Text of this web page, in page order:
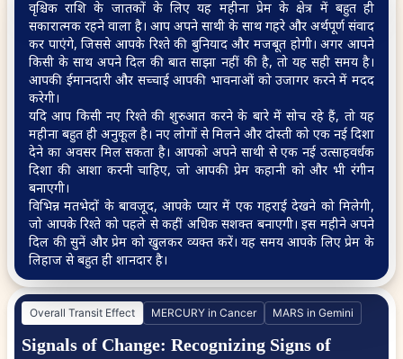
Will I be able to win the
court case
Overall Transit Effect MERCURY in Cancer MARS in Gemini
Signals of Change: Recognizing Signs of
वृश्चिक राशि के जातकों के लिए यह महीना प्रेम के क्षेत्र में बहुत ही
सकारात्मक रहने वाला है। आप अपने साथी के साथ गहरे और अर्थपूर्ण संवाद
कर पाएंगे, जिससे आपके रिश्ते की बुनियाद और मजबूत होगी। अगर आपने
किसी के साथ अपने दिल की बात साझा नहीं की है, तो यह सही समय है।
आपकी ईमानदारी और सच्चाई आपकी भावनाओं को उजागर करने में मदद
करेगी।
यदि आप किसी नए रिश्ते की शुरुआत करने के बारे में सोच रहे हैं, तो यह
महीना बहुत ही अनुकूल है। नए लोगों से मिलने और दोस्ती को एक नई दिशा
देने का अवसर मिल सकता है। आपको अपने साथी से एक नई उत्साहवर्धक
दिशा की आशा करनी चाहिए, जो आपकी प्रेम कहानी को और भी रंगीन
बनाएगी।
विभिन्न मतभेदों के बावजूद, आपके प्यार में एक गहराई देखने को मिलेगी,
जो आपके रिश्ते को पहले से कहीं अधिक सशक्त बनाएगी। इस महीने अपने
दिल की सुनें और प्रेम को खुलकर व्यक्त करें। यह समय आपके लिए प्रेम के
लिहाज से बहुत ही शानदार है।